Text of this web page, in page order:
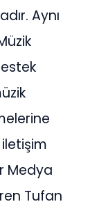
Aynı
Medya
Tufan